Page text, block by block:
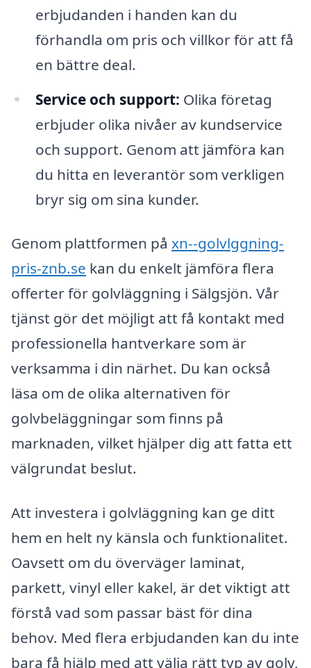
erbjudanden i handen kan du
förhandla om pris och villkor för att få
en bättre deal.
Service och support: Olika företag
erbjuder olika nivåer av kundservice
och support. Genom att jämföra kan
du hitta en leverantör som verkligen
bryr sig om sina kunder.
Genom plattformen på xn--golvlggning-
pris-znb.se kan du enkelt jämföra flera
offerter för golvläggning i Sälgsjön. Vår
tjänst gör det möjligt att få kontakt med
professionella hantverkare som är
verksamma i din närhet. Du kan också
läsa om de olika alternativen för
golvbeläggningar som finns på
marknaden, vilket hjälper dig att fatta ett
välgrundat beslut.
Att investera i golvläggning kan ge ditt
hem en helt ny känsla och funktionalitet.
Oavsett om du överväger laminat,
parkett, vinyl eller kakel, är det viktigt att
förstå vad som passar bäst för dina
behov. Med flera erbjudanden kan du inte
bara få hjälp med att välja rätt typ av golv,